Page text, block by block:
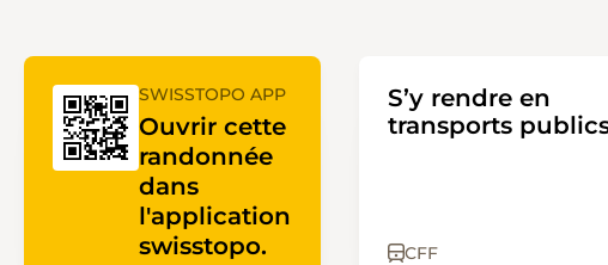
SWISSTOPO APP
Ouvrir cette
randonnée
dans
l'application
swisstopo.
S’y rendre en
transports
CFF